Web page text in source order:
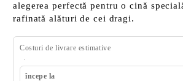
alegerea perfectă pentru o cină
rafinată alături de cei dragi.
Costuri de livrare estimative
începe la